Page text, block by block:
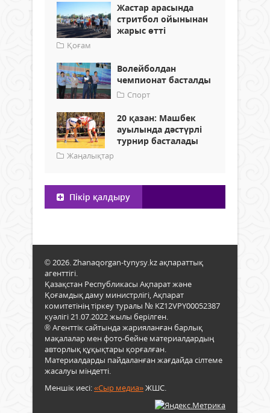
Жастар арасында
стритбол ойынынан
жарыс өтті
Қоғам
Волейболдан
чемпионат басталды
Спорт
20 қазан: Машбек
ауылында дәстүрлі
турнир басталады
Жаңалықтар
Пікір қалдыру
© 2026. Zhanaqorgan-tynysy.kz ақпараттық
агенттігі.
Қазақстан Республикасы Ақпарат және
Қоғамдық даму министрлігі, Ақпарат
комитетінің тіркеу туралы № KZ12VPY00052387
куәлігі 21.07.2022 жылы берілген.
® Агенттік сайтында жарияланған барлық
мақалалар мен фото-бейне материалдардың
авторлық құқықтары қорғалған.
Материалдарды пайдаланған жағдайда сілтеме
жасалуы міндетті.
Меншік иесі:«Сыр медиа»ЖШС.